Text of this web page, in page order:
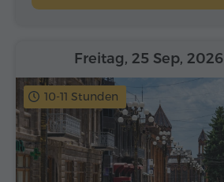
10-11 Stunden
Freitag, 25 Sep, 2026